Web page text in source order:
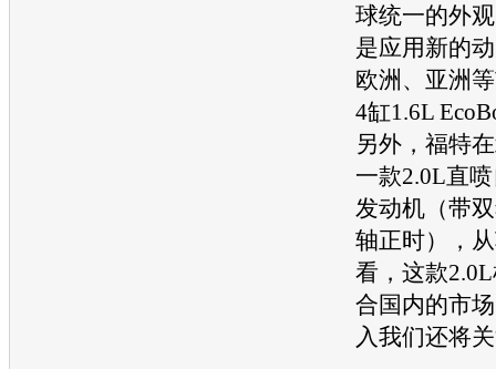
球统一的外
是应用新的
欧洲、亚洲
4缸1.6L
另外， 福特
一款2.0L直
发动机 （带
轴正时），
看，这款
合国内的市
入我们还将